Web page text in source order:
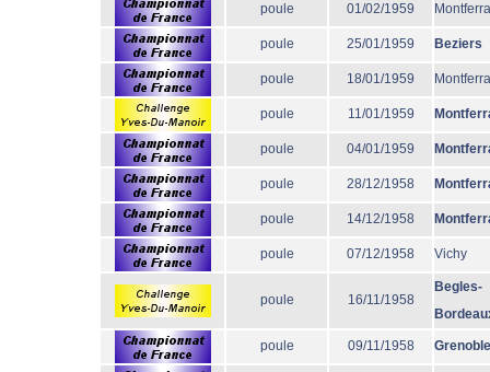
poule 01/02/1959
poule 25/01/1959 Beziers
poule 18/01/1959
poule 11/01/1959
poule 04/01/1959
poule 28/12/1958
poule 14/12/1958
poule 07/12/1958 Vichy
poule 16/11/1958
Begles-
poule 09/11/1958 Grenoble